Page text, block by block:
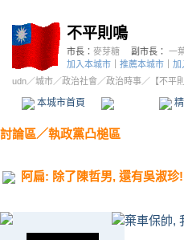
不平則鳴
市長： 麥芽糖 副市長： 一
加入本城市
推薦本城市 加
udn／城市／政治社會 ／政治時事／ 【不平
本城市首頁 精
討論區／執政黨凸槌區
阿扁: 除了陳哲男, 還有吳淑珍!
棄車保帥,